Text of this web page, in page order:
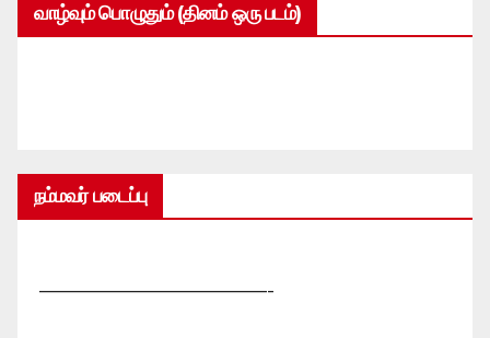
வாழ்வும் பொழுதும் (தினம் ஒரு படம்)
நம்மவர் படைப்பு
—————————————-